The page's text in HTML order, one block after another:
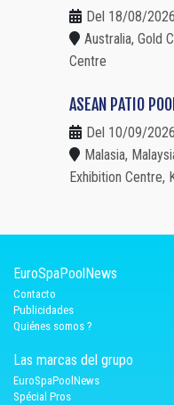
Del 18/08/
Australia, Gold
Centre
ASEAN PATIO
Del 10/09/
Malasia,
Exhibition Centre,
EuroSpaPoolNews
Contacto
Publicidades
Quiénes somos ?
Las marcas del grupo
EuroSpaPoolNews
Spécial Pros